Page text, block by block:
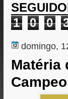
1
0 0
domingo,
Matéria